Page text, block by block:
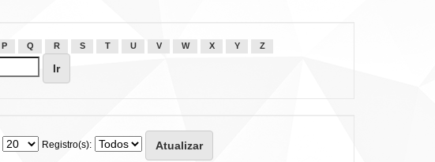
P Q R S T U V W X Y Z
Registro(s):